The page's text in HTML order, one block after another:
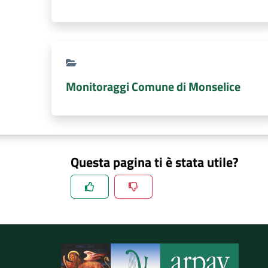
Monitoraggi Comune di Monselice
Questa pagina ti è stata utile?
Spiegaci perchè, e aiutaci a migliorare il